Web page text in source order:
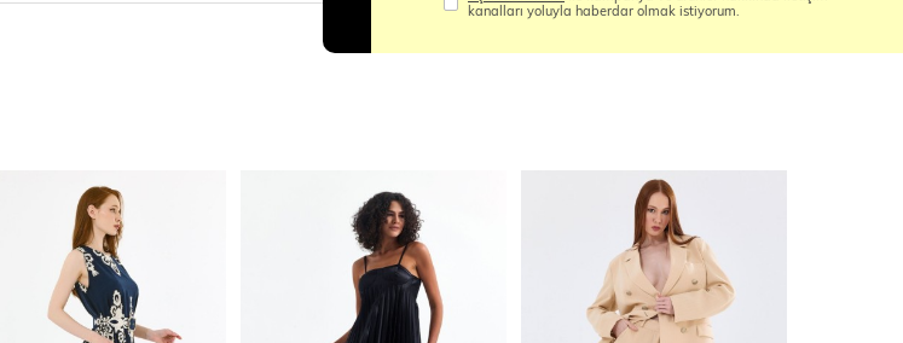
kanalları yoluyla haberdar olmak istiyorum.